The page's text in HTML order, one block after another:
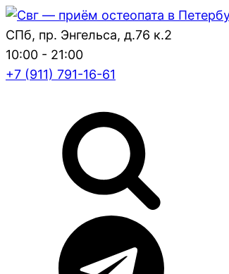
СПб, пр. Энгельса, д.76 к.2
10:00 - 21:00
+7 (911) 791-16-61